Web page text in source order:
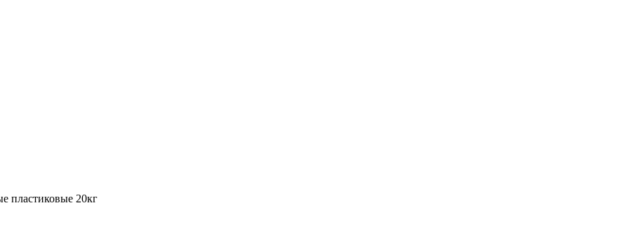
пластиковые 20кг